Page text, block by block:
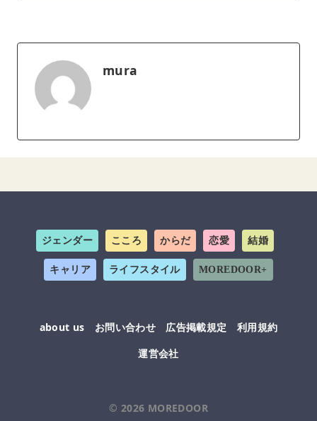
mura
ジェンダー こころ からだ 恋愛 結婚
キャリア ライフスタイル MOREDOOR+
about us お問い合わせ 広告掲載規定
利用規約
運営会社
© 2026 MOREDOOR